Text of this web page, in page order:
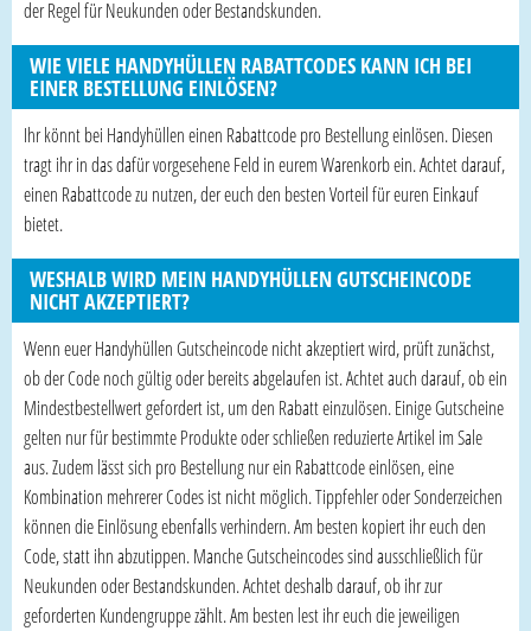
der Regel für Neukunden oder Bestandskunden.
WIE VIELE HANDYHÜLLEN RABATTCODES KANN ICH BEI
EINER BESTELLUNG EINLÖSEN?
Ihr könnt bei Handyhüllen einen Rabattcode pro Bestellung einlösen. Diesen
tragt ihr in das dafür vorgesehene Feld in eurem Warenkorb ein. Achtet darauf,
einen Rabattcode zu nutzen, der euch den besten Vorteil für euren Einkauf
bietet.
WESHALB WIRD MEIN HANDYHÜLLEN GUTSCHEINCODE
NICHT AKZEPTIERT?
Wenn euer Handyhüllen Gutscheincode nicht akzeptiert wird, prüft zunächst,
ob der Code noch gültig oder bereits abgelaufen ist. Achtet auch darauf, ob ein
Mindestbestellwert gefordert ist, um den Rabatt einzulösen. Einige Gutscheine
gelten nur für bestimmte Produkte oder schließen reduzierte Artikel im Sale
aus. Zudem lässt sich pro Bestellung nur ein Rabattcode einlösen, eine
Kombination mehrerer Codes ist nicht möglich. Tippfehler oder Sonderzeichen
können die Einlösung ebenfalls verhindern. Am besten kopiert ihr euch den
Code, statt ihn abzutippen. Manche Gutscheincodes sind ausschließlich für
Neukunden oder Bestandskunden. Achtet deshalb darauf, ob ihr zur
geforderten Kundengruppe zählt. Am besten lest ihr euch die jeweiligen